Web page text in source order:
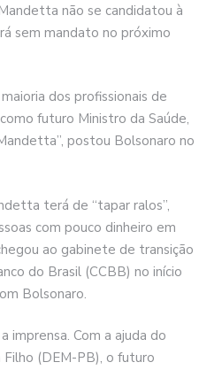
não se candidatou à
sem mandato no próximo
dos profissionais de
futuro Ministro da Saúde,
postou Bolsonaro no
terá de “tapar ralos”,
com pouco dinheiro em
ao gabinete de transição
do Brasil (CCBB) no início
Bolsonaro.
Com a ajuda do
(DEM-PB), o futuro